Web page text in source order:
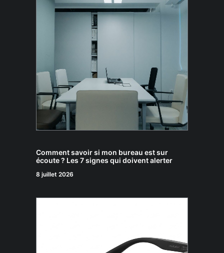
Comment savoir si mon bureau est sur
écoute ? Les 7 signes qui doivent alerter
8 juillet 2026